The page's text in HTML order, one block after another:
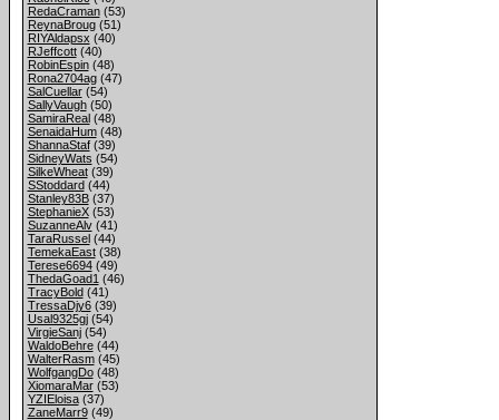
RedaCraman(53)
ReynaBroug(51)
RIYAldapsx (40)
RJeffcott(40)
RobinEspin(48)
Rona2704ag(47)
SalCuellar(54)
SallyVaugh(50)
SamiraReal(48)
SenaidaHum(48)
ShannaStaf(39)
SidneyWats (54)
SilkeWheat(39)
SStoddard(44)
Stanley83B(37)
StephanieX(53)
SuzanneAlv(41)
TaraRussel(44)
TemekaEast(38)
Terese6694(49)
ThedaGoad1 (46)
TracyBold(41)
TressaDjy6(39)
Usal9325gj(54)
VirgieSanj(54)
WaldoBehre(44)
WalterRasm(45)
WolfgangDo(48)
XiomaraMar(53)
YZIEloisa(37)
ZaneMarr9(49)